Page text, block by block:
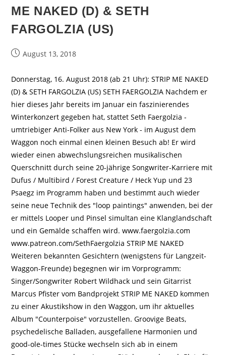
ME NAKED (D) & SETH
FARGOLZIA (US)
BeitragAugust 13, 2018
Donnerstag, 16. August 2018 (ab 21 Uhr): STRIP ME NAKED
(D) & SETH FARGOLZIA (US) SETH FAERGOLZIA Nachdem er
hier dieses Jahr bereits im Januar ein faszinierendes
Winterkonzert gegeben hat, stattet Seth Faergolzia -
umtriebiger Anti-Folker aus New York - im August dem
Waggon noch einmal einen kleinen Besuch ab! Er wird
wieder einen abwechslungsreichen musikalischen
Querschnitt durch seine 20-jährige Songwriter-Karriere mit
Dufus / Multibird / Forest Creature / Heck Yup und 23
Psaegz im Programm haben und bestimmt auch wieder
seine neue Technik des "loop paintings" anwenden, bei der
er mittels Looper und Pinsel simultan eine Klanglandschaft
und ein Gemälde schaffen wird. www.faergolzia.com
www.patreon.com/SethFaergolzia STRIP ME NAKED
Weiteren bekannten Gesichtern (wenigstens für Langzeit-
Waggon-Freunde) begegnen wir im Vorprogramm:
Singer/Songwriter Robert Wildhack und sein Gitarrist
Marcus Pfister vom Bandprojekt STRIP ME NAKED kommen
zu einer Akustikshow in den Waggon, um ihr aktuelles
Album "Counterpoise" vorzustellen. Groovige Beats,
psychedelische Balladen, ausgefallene Harmonien und
good-ole-times Stücke wechseln sich ab in einem